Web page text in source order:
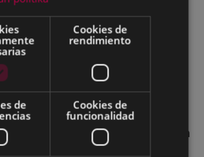
Domínguez destaca la
turística de Eibar en su
Cookies de
rendimiento
de
Cookies de
funcionalidad